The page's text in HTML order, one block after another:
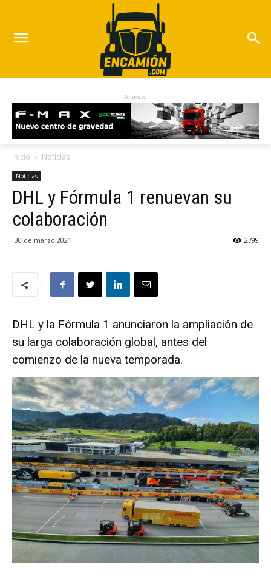
Anuncio
Inicio Noticias
Noticias
DHL y Fórmula 1 renuevan su
colaboración
30 de marzo 2021 2799
DHL y la Fórmula 1 anunciaron la ampliación de
su larga colaboración global, antes del
comienzo de la nueva temporada.